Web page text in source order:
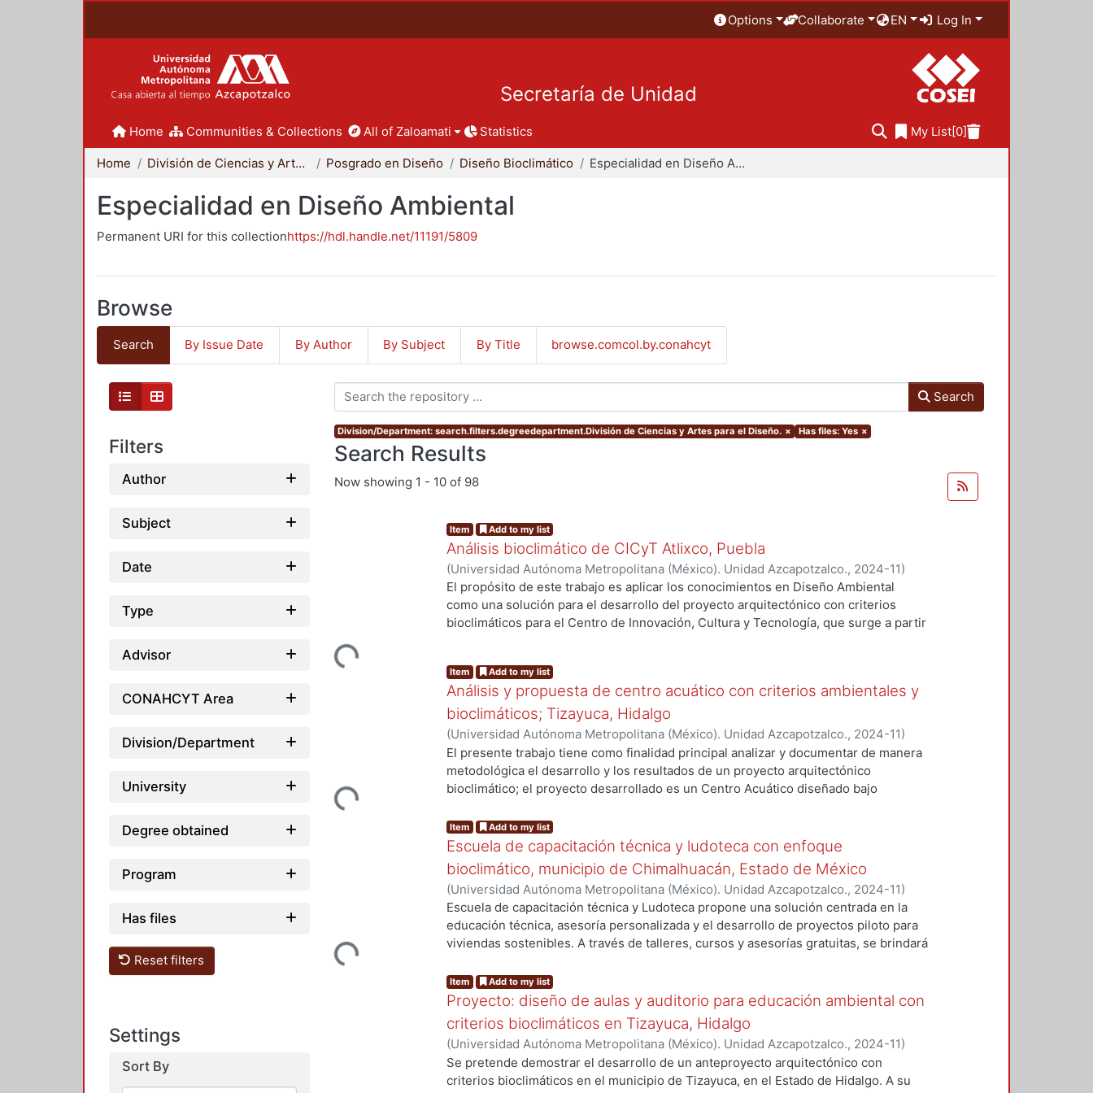
Options Collaborate EN Log In
Secretaría de Unidad
Home Communities & Collections All of Zaloamati Statistics My List[0]
Home División de Ciencias y Artes para el Diseño Posgrado en Diseño Diseño Bioclimático Especialidad en Diseño Ambiental
Especialidad en Diseño Ambiental
Permanent URI for this collectionhttps://hdl.handle.net/11191/5809
Browse
Search By Issue Date By Author By Subject By Title browse.comcol.by.conahcyt
Filters
Author
Subject
Date
Type
Advisor
CONAHCYT Area
Division/Department
University
Degree obtained
Program
Has files
Reset filters
Settings
Sort By
Search
Division/Department: search.filters.degreedepartment.División de Ciencias y Artes para el Diseño. × Has files: Yes ×
Search Results
Now showing 1 - 10 of 98
Loading...
Item Add to my list
Análisis bioclimático de CICyT Atlixco, Puebla
(Universidad Autónoma Metropolitana (México). Unidad Azcapotzalco., 2024-11)
Serrano, Marlenne
El propósito de este trabajo es aplicar los conocimientos en Diseño Ambiental
como una solución para el desarrollo del proyecto arquitectónico con criterios
bioclimáticos para el Centro de Innovación, Cultura y Tecnología, que surge a partir
solares, de ventilación, térmicos, lumínicos (naturales y artificiales), y acústicos,
con el fin de aplicar diversas estrategias que garantizaran el confort de los
usuarios, cumpliendo con los requerimientos específicos de cada área, la
normativa vigente, y los principios de sostenibilidad del proyecto. Con base en los
resultados obtenidos, se realizaron optimizaciones en el diseño para mejorar su
eficiencia energética. Así, se concluye con una propuesta final que será presentada
al H. Ayuntamiento de Atlixco.
Loading...
Item Add to my list
Análisis y propuesta de centro acuático con criterios ambientales y
bioclimáticos; Tizayuca, Hidalgo
(Universidad Autónoma Metropolitana (México). Unidad Azcapotzalco., 2024-11)
Pescador González, María del Pilar
El presente trabajo tiene como finalidad principal analizar y documentar de manera
metodológica el desarrollo y los resultados de un proyecto arquitectónico
bioclimático; el proyecto desarrollado es un Centro Acuático diseñado bajo
entre la Universidad Autónoma Metropolitana y el municipio de Tizayuca, Hidalgo.
El anteproyecto se sustenta en un conjunto de estrategias y estudios
especializados, que incluyen análisis solar, análisis de viento, análisis térmicos,
análisis lumínicos (naturales y artificiales), y acústicos, todos orientados a
garantizar el confort del usuario. Asimismo, se asegura la implementación de
ecotecnologías y el cumplimiento de la normativa vigente, promoviendo la
eficiencia energética y la sostenibilidad del proyecto.
Loading...
Item Add to my list
Escuela de capacitación técnica y ludoteca con enfoque
bioclimático, municipio de Chimalhuacán, Estado de México
(Universidad Autónoma Metropolitana (México). Unidad Azcapotzalco., 2024-11)
OLVERA GALEANA, J.C.
Escuela de capacitación técnica y Ludoteca propone una solución centrada en la
educación técnica, asesoría personalizada y el desarrollo de proyectos piloto para
viviendas sostenibles. A través de talleres, cursos y asesorías gratuitas, se brindará
eficiente de materiales locales y sostenibles, así como el cumplimiento normativo
urbano y de seguridad. Se desarrollarán proyectos piloto que servirán como
modelos para una construcción eficiente, sostenible y accesible, involucrando
activamente a la comunidad en su diseño y edificación. La innovación del proyecto
radica en su enfoque bioclimático y participativo, permitiendo que los propios
habitantes se conviertan en actores clave en la transformación del entorno. A corto
plazo, se anticipa la construcción de viviendas seguras y funcionales; a mediano
Item Add to my list
Proyecto: diseño de aulas y auditorio para educación ambiental con
criterios bioclimáticos en Tizayuca, Hidalgo
(Universidad Autónoma Metropolitana (México). Unidad Azcapotzalco., 2024-11)
Magadán Silva, Diego A.
Se pretende demostrar el desarrollo de un anteproyecto arquitectónico con
criterios bioclimáticos en el municipio de Tizayuca, en el Estado de Hidalgo. A su